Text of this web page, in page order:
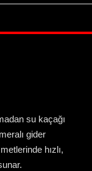
su kaçağı
gider
hızlı,